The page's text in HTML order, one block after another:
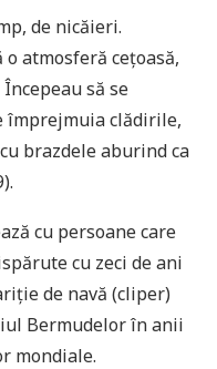
de nicăieri.
atmosferă cețoasă,
să se
împrejmuia clădirile,
brazdele aburind ca
cu persoane care
cu zeci de ani
de navă (cliper)
Bermudelor în anii
mondiale.